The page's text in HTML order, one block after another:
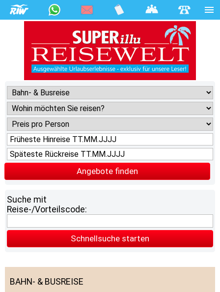
Angebote finden
Suche mit
Reise-/Vorteilscode:
Schnellsuche starten
BAHN- & BUSREISE